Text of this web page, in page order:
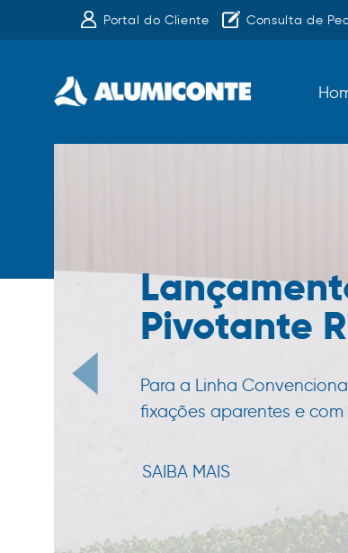
Portal do Cliente Consulta de
Pivotante
Para a Linha
fixações aparentes e
SAIBA MAIS